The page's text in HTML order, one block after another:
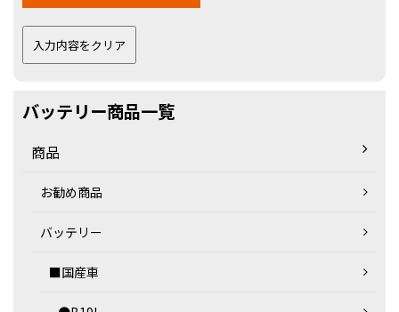
バッテリー商品一覧
商品
お勧め商品
バッテリー
■国産車